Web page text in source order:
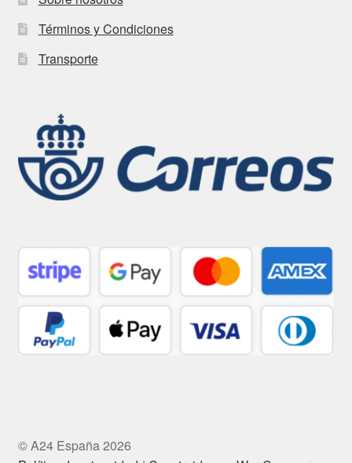
Términos y Condiciones
Transporte
© A24 España 2026